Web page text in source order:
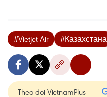
#Vietjet Air #Казахстана
Theo dõi VietnamPlus